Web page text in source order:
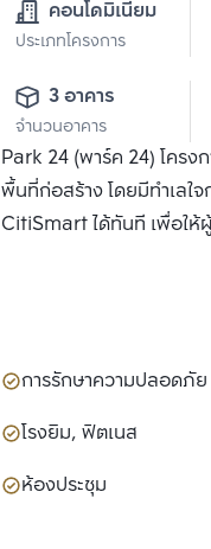
คอนโดมิเนียม
ประเภทโครงการ
3 อาคาร
จำนวนอาคาร
Park 24 (พาร์ค 24) โคร
พื้นที่ก่อสร้าง โดยมีทำเลใ
CitiSmart ได้ทันที เพื่อให้
การรักษาความปลอดภัย
โรงยิม, ฟิตเนส
ห้องประชุม